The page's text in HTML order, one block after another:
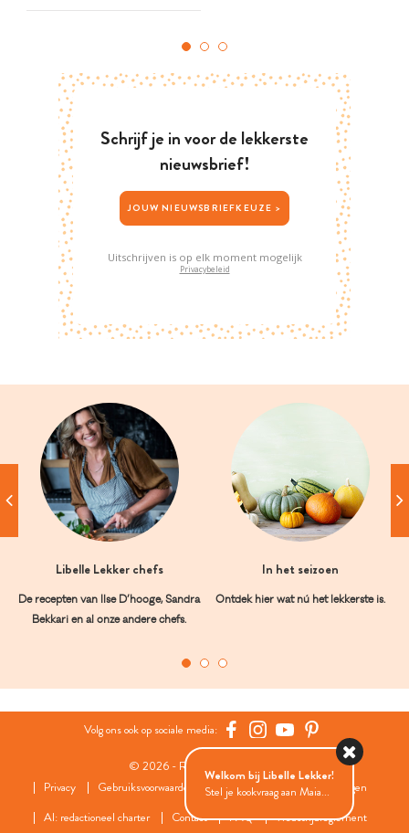
Schrijf je in voor de lekkerste
nieuwsbrief!
JOUW NIEUWSBRIEFKEUZE >
Uitschrijven is op elk moment mogelijk
Privacybeleid
Libelle Lekker chefs
De recepten van Ilse D’hooge, Sandra
Bekkari en al onze andere chefs.
In het seizoen
Ontdek hier wat nú het lekkerste is.
Volg ons ook op sociale media:
© 2026 - Roularta Media Group
Privacy
Gebruiksvoorwaarden Cookies
Cookies instellingen
AI: redactioneel charter
Contact FAQ Wedstrijdreglement
Welkom bij Libelle Lekker!
Stel je kookvraag aan Maia...